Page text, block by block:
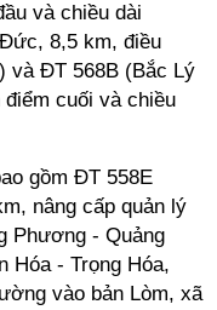
và chiều dài
8,5 km, điều
và ĐT 568B (Bắc Lý
cuối và chiều
gồm ĐT 558E
nâng cấp quản lý
Phương - Quảng
Hóa - Trọng Hóa,
vào bản Lòm, xã